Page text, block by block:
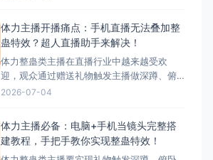
播模式简介 ### 模式一：手机直接开播 这
是最简单、最常用的开播方式，主播直接使
体力主播开播痛点：手机直播无法叠加整
蛊特效？超人直播助手来解决！
体力整蛊类主播在直播行业中越来越受欢
迎，观众通过赠送礼物触发主播做深蹲、俯
卧撑等体力动作，互动性极强。然而，这类
析这一痛点，并为您提供完美解决方案——
超人直播助手。 &nbsp; ## 体力主播面临的
2026-07-04
体力主播必备：电脑+手机当镜头完整搭
建教程，手把手教你实现整蛊特效！